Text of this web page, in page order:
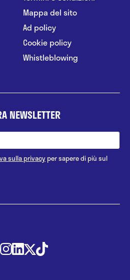
Mappa del sito
Ad policy
Cookie policy
Whistleblowing
NEWSLETTER
sulla privacyper sapere di più sul